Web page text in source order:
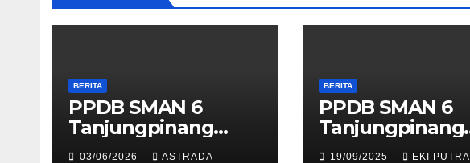
BERITA
PPDB SMAN 6
Tanjungpinang
2026/2027
03/06/2026 ASTRADA
BERITA
PPDB SMAN 6
Tanjungpinang
2023/2024
19/09/2025 EKI PUTRA